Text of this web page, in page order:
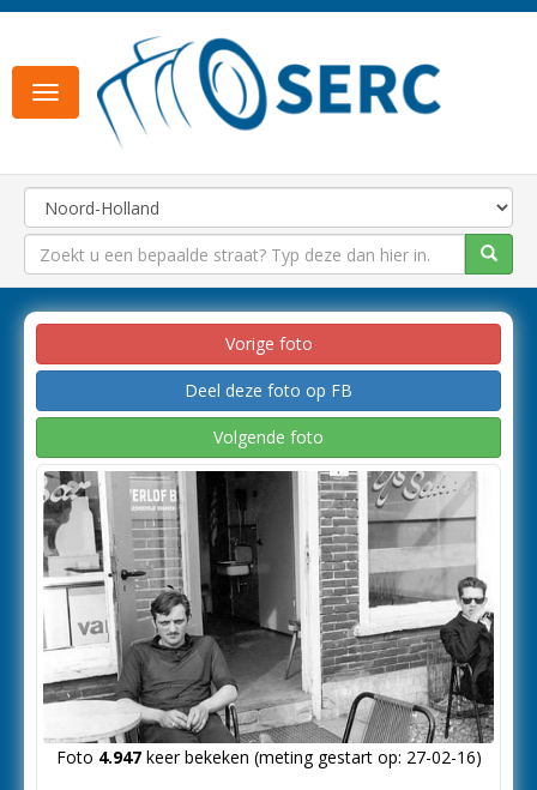
Toggle
navigation
Vorige foto
Deel deze foto op FB
Volgende foto
Foto 4.947keer bekeken (meting gestart op: 27-02-16)